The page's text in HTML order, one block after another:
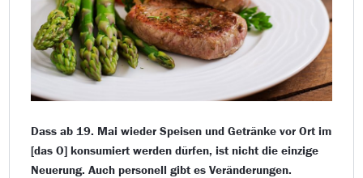
Dass ab 19. Mai wieder Speisen und Getränke vor Ort im
[das O] konsumiert werden dürfen, ist nicht die einzige
Neuerung. Auch personell gibt es Veränderungen.